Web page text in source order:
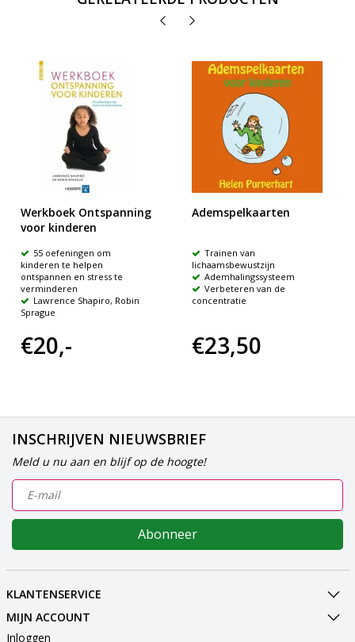
Werkboek Ontspanning
voor kinderen
55 oefeningen om
kinderen te helpen
ontspannen en stress te
verminderen
Lawrence Shapiro, Robin
Sprague
€20,-
Ademspelkaarten
Trainen van
lichaamsbewustzijn
Ademhalingssysteem
Verbeteren van de
concentratie
€23,50
INSCHRIJVEN NIEUWSBRIEF
Meld u nu aan en blijf op de hoogte!
Abonneer
KLANTENSERVICE
MIJN ACCOUNT
Inloggen